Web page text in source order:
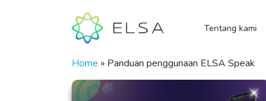
Tentang kami
Home » Panduan penggunaan ELSA Speak